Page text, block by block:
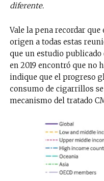
diferente.
Vale la pena recordar que
origen a todas estas
que un estudio
en 2019 encontró que no
indique que el progreso
consumo de cigarrillos
mecanismo del tratado